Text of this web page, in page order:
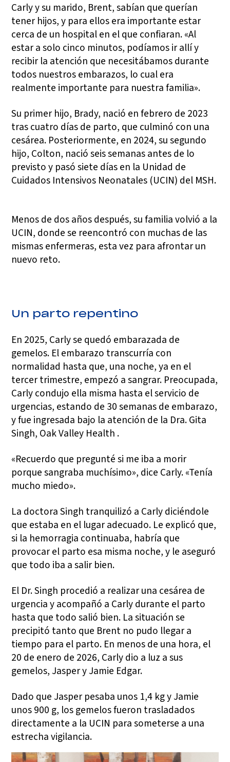
Carly y su marido, Brent, sabían que querían
tener hijos, y para ellos era importante estar
cerca de un hospital en el que confiaran. «Al
estar a solo cinco minutos, podíamos ir allí y
recibir la atención que necesitábamos durante
todos nuestros embarazos, lo cual era
realmente importante para nuestra familia».
Su primer hijo, Brady, nació en febrero de 2023
tras cuatro días de parto, que culminó con una
cesárea. Posteriormente, en 2024, su segundo
hijo, Colton, nació seis semanas antes de lo
previsto y pasó siete días en la Unidad de
Cuidados Intensivos Neonatales (UCIN) del MSH.
Menos de dos años después, su familia volvió a la
UCIN, donde se reencontró con muchas de las
mismas enfermeras, esta vez para afrontar un
nuevo reto.
Un parto repentino
En 2025, Carly se quedó embarazada de
gemelos. El embarazo transcurría con
normalidad hasta que, una noche, ya en el
tercer trimestre, empezó a sangrar. Preocupada,
Carly condujo ella misma hasta el servicio de
urgencias, estando de 30 semanas de embarazo,
y fue ingresada bajo la atención de la Dra. Gita
Singh, Oak Valley Health .
«Recuerdo que pregunté si me iba a morir
porque sangraba muchísimo», dice Carly. «Tenía
mucho miedo».
La doctora Singh tranquilizó a Carly diciéndole
que estaba en el lugar adecuado. Le explicó que,
si la hemorragia continuaba, habría que
provocar el parto esa misma noche, y le aseguró
que todo iba a salir bien.
El Dr. Singh procedió a realizar una cesárea de
urgencia y acompañó a Carly durante el parto
hasta que todo salió bien. La situación se
precipitó tanto que Brent no pudo llegar a
tiempo para el parto. En menos de una hora, el
20 de enero de 2026, Carly dio a luz a sus
gemelos, Jasper y Jamie Edgar.
Dado que Jasper pesaba unos 1,4 kg y Jamie
unos 900 g, los gemelos fueron trasladados
directamente a la UCIN para someterse a una
estrecha vigilancia.